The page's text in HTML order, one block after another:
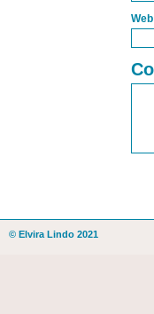
Web
© Elvira Lindo 2021